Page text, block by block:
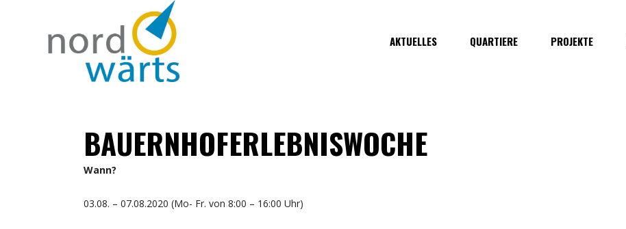
AKTUELLES QUARTIERE PROJEKTE
BAUERNHOFERLEBNISWOCHE
Wann?
03.08. – 07.08.2020 (Mo- Fr. von 8:00 – 16:00 Uhr)